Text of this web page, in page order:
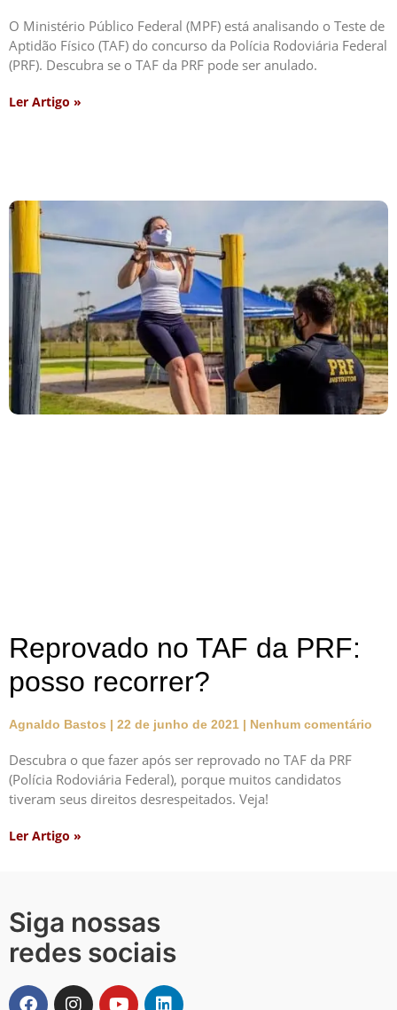
O Ministério Público Federal (MPF) está analisando o Teste de
Aptidão Físico (TAF) do concurso da Polícia Rodoviária Federal
(PRF). Descubra se o TAF da PRF pode ser anulado.
Ler Artigo »
Reprovado no TAF da PRF:
posso recorrer?
Agnaldo Bastos 22 de junho de 2021 Nenhum comentário
Descubra o que fazer após ser reprovado no TAF da PRF
(Polícia Rodoviária Federal), porque muitos candidatos
tiveram seus direitos desrespeitados. Veja!
Ler Artigo »
Siga nossas
redes sociais